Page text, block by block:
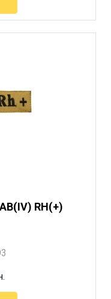
RH(+)